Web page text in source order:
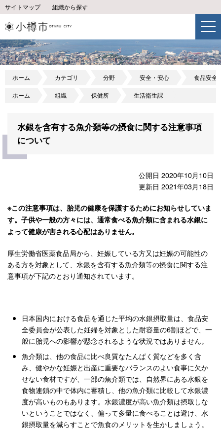
サイトマップ 組織から探す
ホーム カテゴリ 分野 安全・安心 食品安全
ホーム 組織 保健所 生活衛生課
水銀を含有する魚介類等の摂食に関する注意事項
について
公開日 2020年10月10日
更新日 2021年03月18日
※この注意事項は、胎児の健康を保護するためにお知らせしていま
す。子供や一般の方々には、通常食べる魚介類に含まれる水銀に
よって健康が害される心配はありません。
厚生労働省医薬食品局から、妊娠している方又は妊娠の可能性の
ある方を対象として、水銀を含有する魚介類等の摂食に関する注
意事項が下記のとおり通知されています。
日本国内における食品を通じた平均の水銀摂取量は、食品安
全委員会が公表した妊婦を対象とした耐容量の6割ほどで、一
般に胎児への影響が懸念されるような状況ではありません。
魚介類は、他の食品に比べ良質なたんぱく質などを多く含
み、健やかな妊娠と出産に重要なバランスのよい食事に欠か
せない食材ですが、一部の魚介類では、自然界にある水銀を
食物連鎖の中で体内に蓄積し、他の魚介類に比較して水銀濃
度が高いものもあります。水銀濃度が高い魚介類は摂取しな
いということではなく、偏って多量に食べることは避け、水
銀摂取量を減らすことで魚食のメリットを生かしましょう。